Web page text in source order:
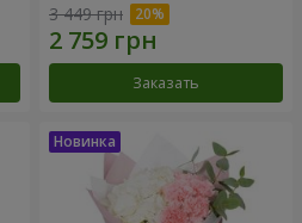
3 449 грн
Заказать